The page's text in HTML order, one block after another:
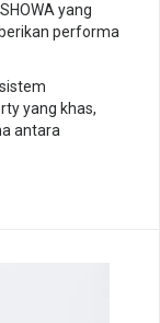
yang
performa
yang khas,
antara